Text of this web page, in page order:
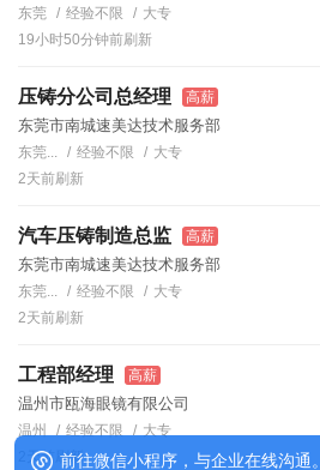
东莞 经验不限
大专
19小时50分钟前刷新
压铸分公司总经理 高薪
东莞市南城速美达技术服务部
东莞... 经验不限
大专
2天前刷新
汽车压铸制造总监 高薪
东莞市南城速美达技术服务部
东莞... 经验不限
大专
2天前刷新
工程部经理 高薪
温州市瓯海眼镜有限公司
温州 经验不限
大专
2天前刷新前往微信小程序，与企业在线沟通。